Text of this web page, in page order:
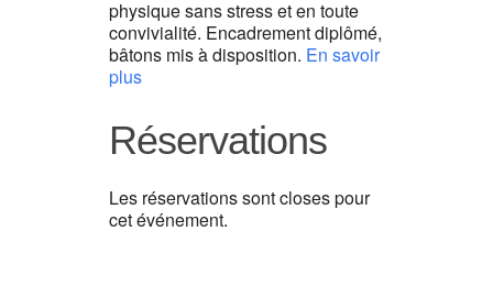
physique sans stress et en toute
convivialité. Encadrement diplômé,
bâtons mis à disposition. En savoir
plus
Réservations
Les réservations sont closes pour
cet événement.